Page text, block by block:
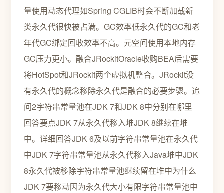
量使用动态代理如Spring CGLIB时会不断加载新
类永久代很快被占满。GC效率低永久代的GC和老
年代GC绑定回收效率不高。元空间使用本地内存
GC压力更小。融合JRockitOracle收购BEA后需要
将HotSpot和JRockit两个虚拟机整合。JRockit没
有永久代的概念移除永久代是融合的必要步骤。追
问2字符串常量池在JDK 7和JDK 8中分别在哪里
回答要点JDK 7从永久代移入堆JDK 8继续在堆
中。详细回答JDK 6及以前字符串常量池在永久代
中JDK 7字符串常量池从永久代移入Java堆中JDK
8永久代被移除字符串常量池继续留在堆中为什么
JDK 7要移动因为永久代大小有限字符串常量池中